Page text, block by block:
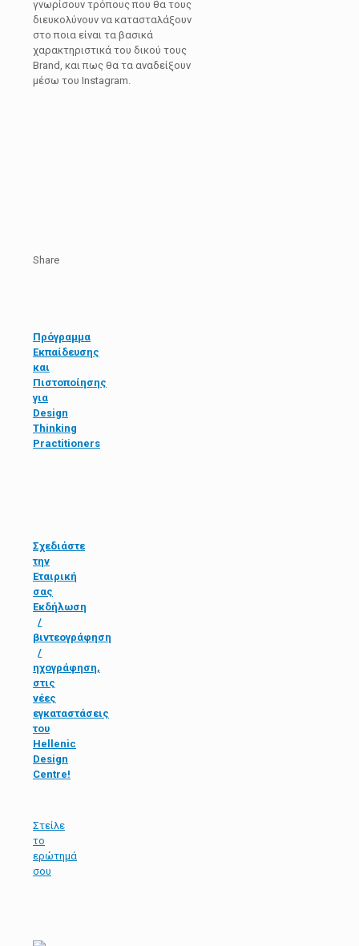
γνωρίσουν τρόπους που θα τους
διευκολύνουν να κατασταλάξουν
στο ποια είναι τα βασικά
χαρακτηριστικά του δικού τους
Brand, και πως θα τα αναδείξουν
μέσω του Instagram.
Share
Πρόγραμμα
Εκπαίδευσης
και
Πιστοποίησης
για
Design
Thinking
Practitioners
Σχεδιάστε
την
Εταιρική
σας
Εκδήλωση
/
βιντεογράφηση
/
ηχογράφηση,
στις
νέες
εγκαταστάσεις
του
Hellenic
Design
Centre!
Στείλε
τo
ερώτημά
σου